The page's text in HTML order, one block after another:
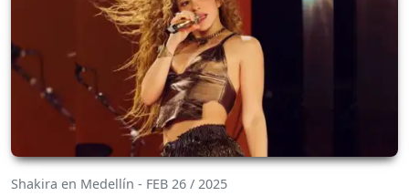
Shakira en Medellín - FEB 26 / 2025